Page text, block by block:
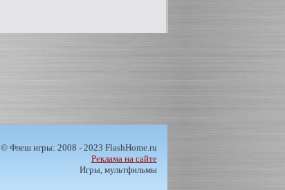
© Флеш игры: 2008 - 2023 FlashHome.ru
Реклама на сайте
Игры, мультфильмы